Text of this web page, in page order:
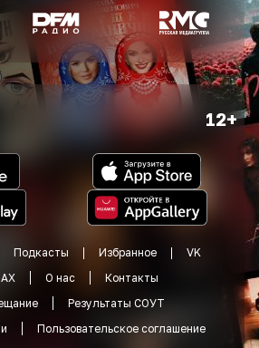
12+
Подкасты Избранное
VK
О нас
Контакты
Результаты СОУТ
Пользовательское соглашение